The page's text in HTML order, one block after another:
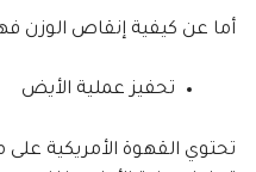
أما عن كيفية إنقاص الوزن
تحفيز عملية الأيض
تحتوي القهوة الأمريكية